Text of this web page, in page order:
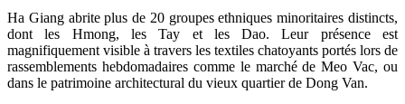
Ha Giang abrite plus de 20 groupes ethniques minoritaires distincts,
dont les Hmong, les Tay et les Dao. Leur présence est
magnifiquement visible à travers les textiles chatoyants portés lors de
rassemblements hebdomadaires comme le marché de Meo Vac, ou
dans le patrimoine architectural du vieux quartier de Dong Van.